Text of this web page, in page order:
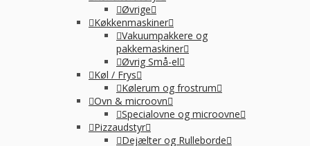
Øvrige
Køkkenmaskiner
Vakuumpakkere og
pakkemaskiner
Øvrig Små-el
Køl / Frys
Kølerum og frostrum
Ovn & microovn
Specialovne og microovne
Pizzaudstyr
Dejælter og Rulleborde